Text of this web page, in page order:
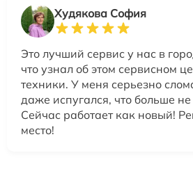
Худякова София
Это лучший сервис у нас в
что узнал об этом сервисном
техники. У меня серьезно
даже испугался, что больше не
Сейчас работает как новый!
место!